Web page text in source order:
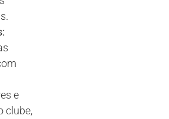
e
clube,